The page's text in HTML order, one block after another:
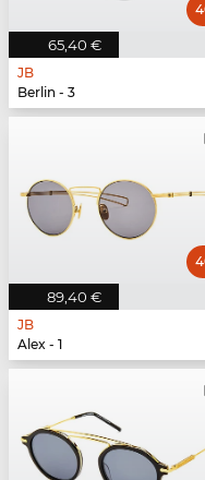
65,40 €
JB
Berlin - 3
89,40 €
JB
Alex - 1